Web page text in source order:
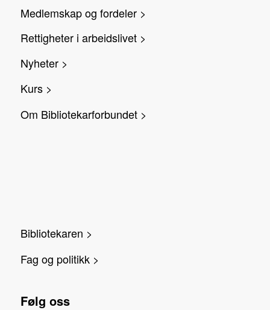
Medlemskap og fordeler >
Rettigheter i arbeidslivet >
Nyheter >
Kurs >
Om Bibliotekarforbundet >
Bibliotekaren >
Fag og politikk >
Følg oss